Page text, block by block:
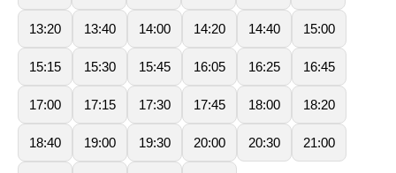
13:20 13:40 14:00 14:20 14:40 15:00
15:15 15:30 15:45 16:05 16:25 16:45
17:00 17:15 17:30 17:45 18:00 18:20
18:40 19:00 19:30 20:00 20:30 21:00